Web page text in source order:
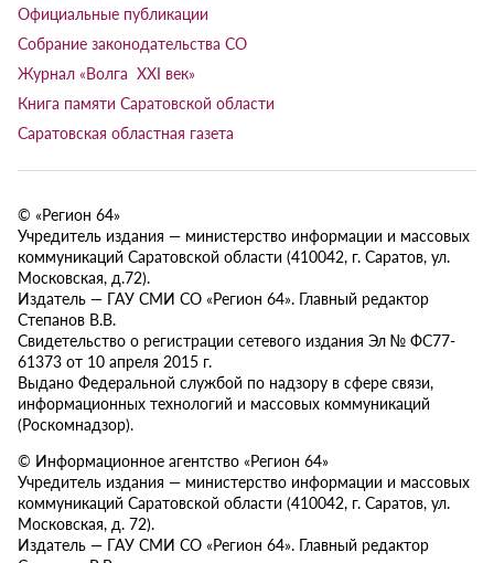
Официальные публикации
Собрание законодательства СО
Журнал «Волга XXI век»
Книга памяти Саратовской области
Саратовская областная газета
© «Регион 64»
Учредитель издания — министерство информации и массовых
коммуникаций Саратовской области (410042, г. Саратов, ул.
Московская, д.72).
Издатель — ГАУ СМИ СО «Регион 64». Главный редактор
Степанов В.В.
Свидетельство о регистрации сетевого издания Эл № ФС77-
61373 от 10 апреля 2015 г.
Выдано Федеральной службой по надзору в сфере связи,
информационных технологий и массовых коммуникаций
(Роскомнадзор).
© Информационное агентство «Регион 64»
Учредитель издания — министерство информации и массовых
коммуникаций Саратовской области (410042, г. Саратов, ул.
Московская, д. 72).
Издатель — ГАУ СМИ СО «Регион 64». Главный редактор